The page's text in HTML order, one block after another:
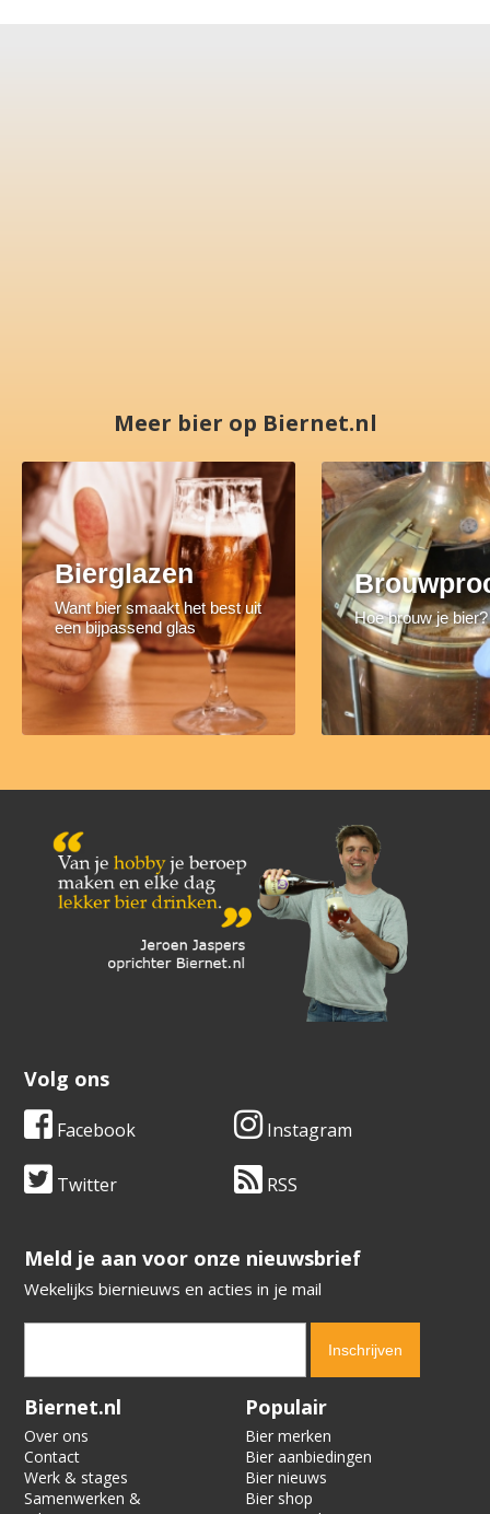
Meer bier op Biernet.nl
Bierglazen
Want bier smaakt het best uit
een bijpassend glas
Hoe brouw je bier?
Volg ons
Facebook Instagram
Twitter RSS
​​​​​​​Meld je aan voor onze nieuwsbrief
Wekelijks biernieuws en acties in je mail
Verification code:
Biernet.nl
Over ons
Contact
Werk & stages
Samenwerken &
Populair
Bier merken
Bier aanbiedingen
Bier nieuws
Bier shop